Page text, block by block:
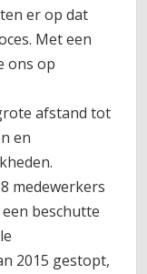
er op dat
Met een
ons op
afstand tot
en
medewerkers
beschutte
2015 gestopt,